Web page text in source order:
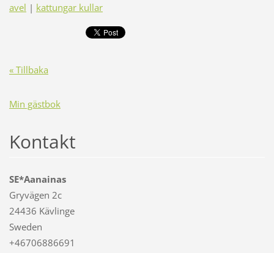
avel | kattungar kullar
« Tillbaka
Min gästbok
Kontakt
SE*Aanainas
Gryvägen 2c
24436 Kävlinge
Sweden
+46706886691